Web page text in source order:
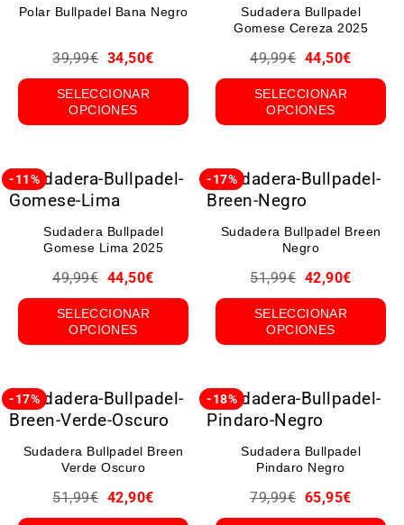
Polar Bullpadel Bana Negro
39,99€ 34,50€
SELECCIONAR
OPCIONES
Sudadera Bullpadel
Gomese Cereza 2025
49,99€ 44,50€
SELECCIONAR
OPCIONES
-11%
Sudadera Bullpadel
Gomese Lima 2025
49,99€ 44,50€
SELECCIONAR
OPCIONES
-17%
Sudadera Bullpadel Breen
Negro
51,99€ 42,90€
SELECCIONAR
OPCIONES
-17%
Sudadera Bullpadel Breen
Verde Oscuro
51,99€ 42,90€
-18%
Sudadera Bullpadel
Pindaro Negro
79,99€ 65,95€